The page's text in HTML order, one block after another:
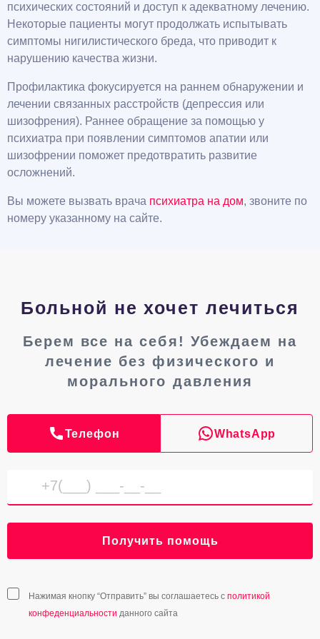
психических состояний и доступ к адекватному лечению.
Некоторые пациенты могут продолжать испытывать
симптомы нигилистического бреда, что приводит к
нарушению качества жизни.
Профилактика фокусируется на раннем обнаружении и
лечении связанных расстройств (депрессия или
шизофрения). Раннее обращение за помощью у
психиатра при появлении симптомов апатии или
шизофрении поможет предотвратить развитие
осложнений.
Вы можете вызвать врача психиатра на дом, звоните по
номеру указанному на сайте.
Больной не хочет лечиться
Берем все на себя! Убеждаем на
лечение без физического и
морального давления
Телефон WhatsApp
Получить помощь
Нажимая кнопку “Отправить” вы соглашаетесь с политикой
конфеденциальности данного сайта